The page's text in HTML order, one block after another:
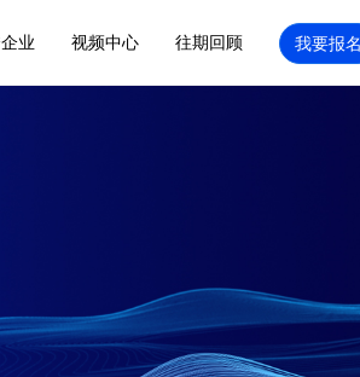
业 视频中心 往期回顾